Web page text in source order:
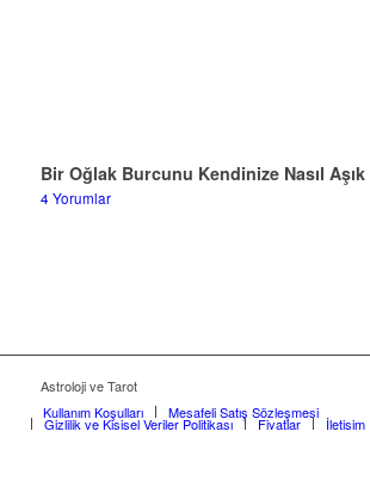
Bir Oğlak Burcunu Kendinize Nasıl
4 Yorumlar
Astroloji ve Tarot
Kullanım Koşulları
Mesafeli Satış Sözleşmesi
Gizlilik ve Kişisel Veriler Politikası Fiyatlar İletişim